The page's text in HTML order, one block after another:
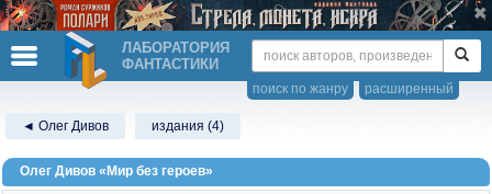
ЛАБОРАТОРИЯ
ФАНТАСТИКИ
расширенный
поиск по жанру
◄ Олег Дивов издания (4)
Олег Дивов «Мир без героев»